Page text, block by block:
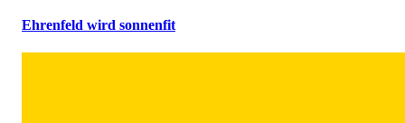
Ehrenfeld wird sonnenfit